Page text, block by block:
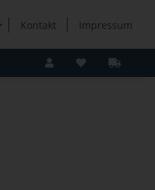
Kontakt Impressum